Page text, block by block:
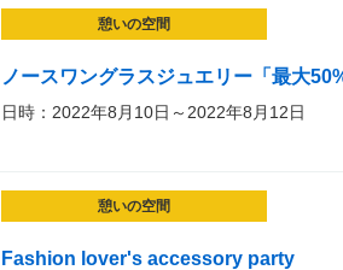
憩いの空間
ノースワングラスジュエリー「最大
日時：2022年8月10日～2022年8月12日
憩いの空間
Fashion lover's accessory party